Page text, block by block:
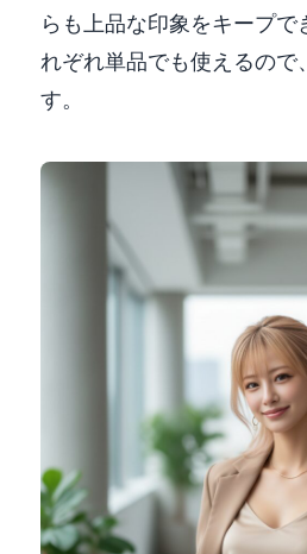
らも上品な印象をキープで
れぞれ単品でも使えるので
す。